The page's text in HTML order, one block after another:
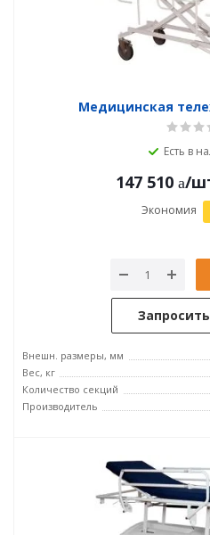
Медицинская
Есть в
147 510 /
Экономия
Внешн. размеры, мм
Вес, кг
Количество секций
Производитель